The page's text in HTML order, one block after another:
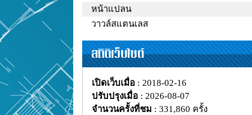
หน้าแปลน
วาวล์สแตนเลส
สถิติเว็บไซต์
เปิดเว็บเมื่อ : 2018-02-16
ปรับปรุงเมื่อ : 2026-08-07
จำนวนครั้งที่ชม : 331,860 ครั้ง